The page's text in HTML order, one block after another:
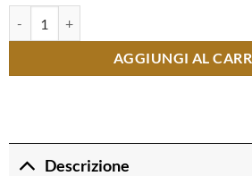
AGGIUNGI AL
Descrizione